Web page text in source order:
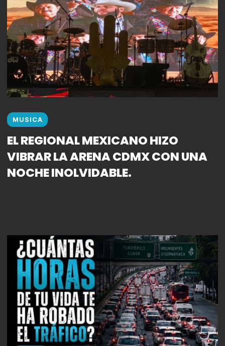
MUSICA
EL REGIONAL MEXICANO HIZO
VIBRAR LA ARENA CDMX CON UNA
NOCHE INOLVIDABLE.